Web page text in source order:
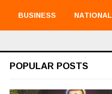
BUSINESS NATIONAL
POPULAR POSTS